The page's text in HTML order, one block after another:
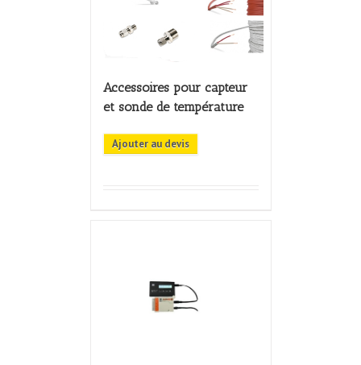
Accessoires pour capteur
et sonde de température
Ajouter au devis